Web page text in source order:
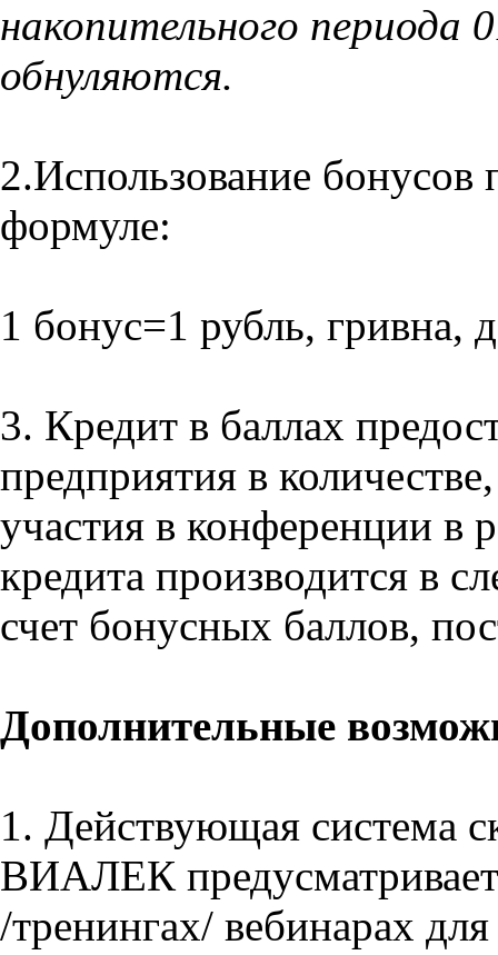
накопительного периода
обнуляются.
2.Использование
формуле:
1 бонус=1 рубль,
3. Кредит в баллах
предприятия в
участия в конференции в
кредита производится в
счет бонусных баллов,
Дополнительные
1. Действующая система
ВИАЛЕК
/тренингах/ вебинарах